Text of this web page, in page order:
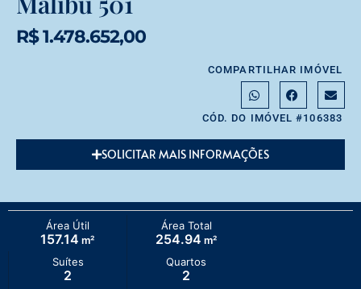
R$ 1.478.652,00
COMPARTILHAR IMÓVEL
CÓD. DO IMÓVEL #106383
SOLICITAR MAIS INFORMAÇÕES
Área Útil
157.14 m²
Área Total
254.94 m²
Suítes
2
Quartos
2